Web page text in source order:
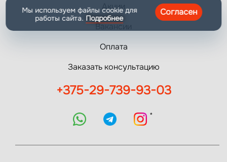
Акции
Вакансии
Оплата
Заказать консультацию
+375-29-739-93-03
*
Мы используем файлы cookie для
работы сайта. Подробнее
Согласен